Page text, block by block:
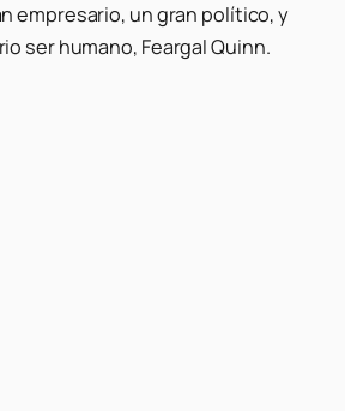
empresario, un gran político, y
ser humano, Feargal Quinn.